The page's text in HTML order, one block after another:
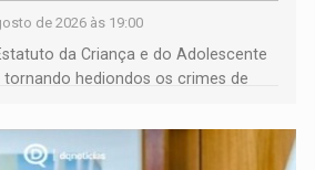
de 2026 às 19:00
da Criança e do Adolescente
tornando hediondos os crimes de